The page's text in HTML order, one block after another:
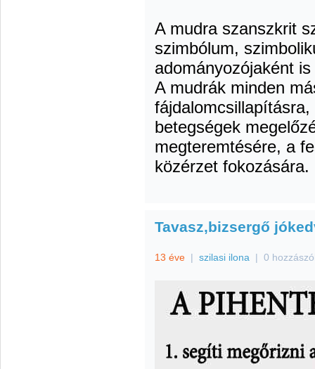
A mudra szanszkrit
szimbólum,
adományozójaként
A mudrák minden
betegségek
megteremtésére, a
közérzet fokozására.
Tavasz,bizsergő
13 éve | szilasi ilona | 0